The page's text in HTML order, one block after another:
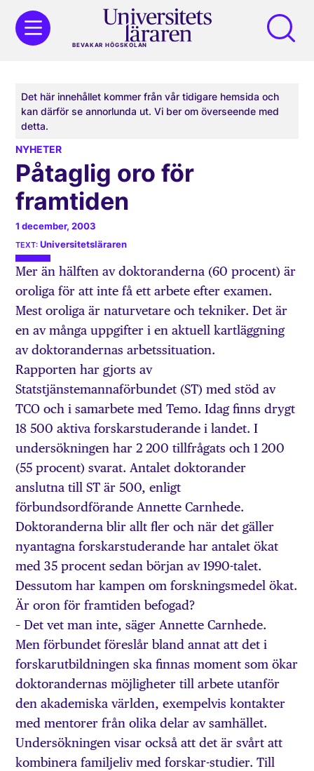
BEVAKAR HÖGSKOLAN
Det här innehållet kommer från vår tidigare hemsida och
kan därför se annorlunda ut. Vi ber om överseende med
detta.
NYHETER
Påtaglig oro för
framtiden
1 december, 2003
Universitetsläraren
Mer än hälften av doktoranderna (60 procent) är
oroliga för att inte få ett arbete efter examen.
Mest oroliga är naturvetare och tekniker. Det är
en av många uppgifter i en aktuell kartläggning
av doktorandernas arbetssituation.
Rapporten har gjorts av
Statstjänstemannaförbundet (ST) med stöd av
TCO och i samarbete med Temo. Idag finns drygt
18 500 aktiva forskarstuderande i landet. I
undersökningen har 2 200 tillfrågats och 1 200
(55 procent) svarat. Antalet doktorander
anslutna till ST är 500, enligt
förbundsordförande Annette Carnhede.
Doktoranderna blir allt fler och när det gäller
nyantagna forskarstuderande har antalet ökat
med 35 procent sedan början av 1990-talet.
Dessutom har kampen om forskningsmedel ökat.
Är oron för framtiden befogad?
– Det vet man inte, säger Annette Carnhede.
Men förbundet föreslår bland annat att det i
forskarutbildningen ska finnas moment som ökar
doktorandernas möjligheter till arbete utanför
den akademiska världen, exempelvis kontakter
med mentorer från olika delar av samhället.
Undersökningen visar också att det är svårt att
kombinera familjeliv med forskar-studier. Till